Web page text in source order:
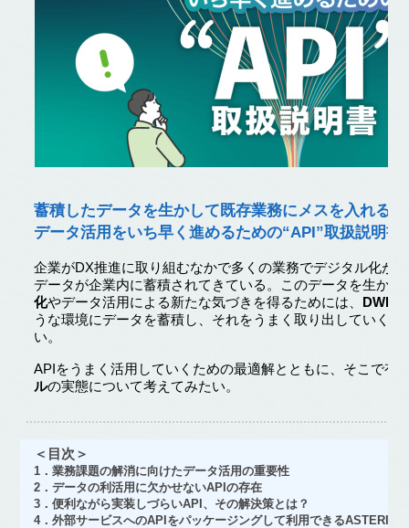
蓄積したデータを生かして既存業務にメスを入れる
データ活用をいち早く進めるための“API”取扱説明書
企業がDX推進に取り組むなかで多くの業務でデジタル化が
データが企業内に蓄積されてきている。このデータを生かし
化やデータ活用による新たな気づきを得るためには、
DWH
うな環境にデータを蓄積し、それをうまく取り出していくた
い。
APIをうまく活用していくための最適解とともに、そこで有
ルの実態について考えてみたい。
＜目次＞
1．業務課題の解消に向けたデータ活用の重要性
2．データの利活用に欠かせないAPIの存在
3．便利ながら実装しづらいAPI、その解決策とは？
4．外部サービスへのAPIをパッケージングして利用できるASTERIA